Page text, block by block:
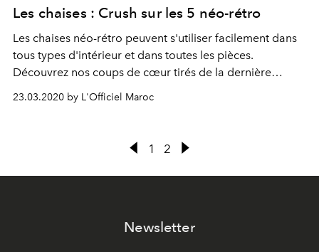
Les chaises : Crush sur les 5 néo-rétro
Les chaises néo-rétro peuvent s'utiliser facilement dans
tous types d'intérieur et dans toutes les pièces.
Découvrez nos coups de cœur tirés de la dernière
édition de "L'Officiel Déco-Design"
23.03.2020 by L'Officiel Maroc
1 2
Newsletter